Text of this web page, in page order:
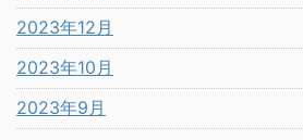
2023年12月
2023年10月
2023年9月